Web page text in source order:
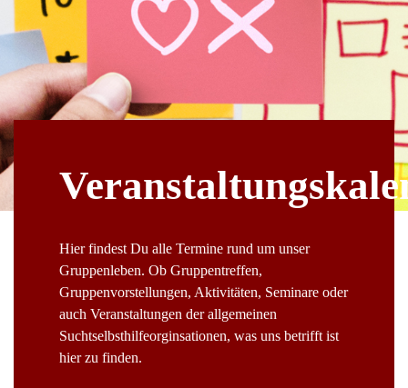
Hier findest Du alle Termine rund um unser
Gruppenleben. Ob Gruppentreffen,
Gruppenvorstellungen, Aktivitäten, Seminare oder
auch Veranstaltungen der allgemeinen
Suchtselbsthilfeorginsationen, was uns betrifft ist
hier zu finden.